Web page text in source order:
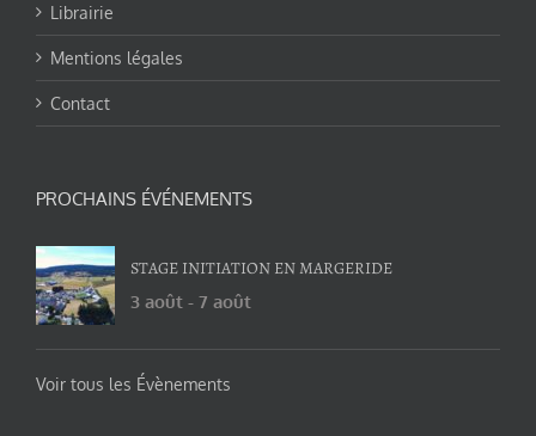
Librairie
Mentions légales
Contact
PROCHAINS ÉVÉNEMENTS
STAGE INITIATION EN MARGERIDE
3 août - 7 août
Voir tous les Évènements